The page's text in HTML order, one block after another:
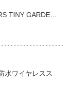
TINY GARDE…
水ワイヤレスス